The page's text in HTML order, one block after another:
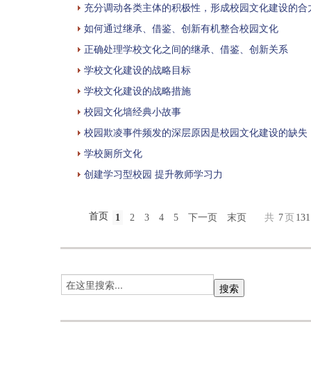
充分调动各类主体的积极性，形成校园文化建设的合
如何通过继承、借鉴、创新有机整合校园文化
正确处理学校文化之间的继承、借鉴、创新关系
学校文化建设的战略目标
学校文化建设的战略措施
校园文化墙经典小故事
校园欺凌事件频发的深层原因是校园文化建设的缺失
学校厕所文化
创建学习型校园 提升教师学习力
首页 1 2 3 4 5 下一页 末页 共 7页 131